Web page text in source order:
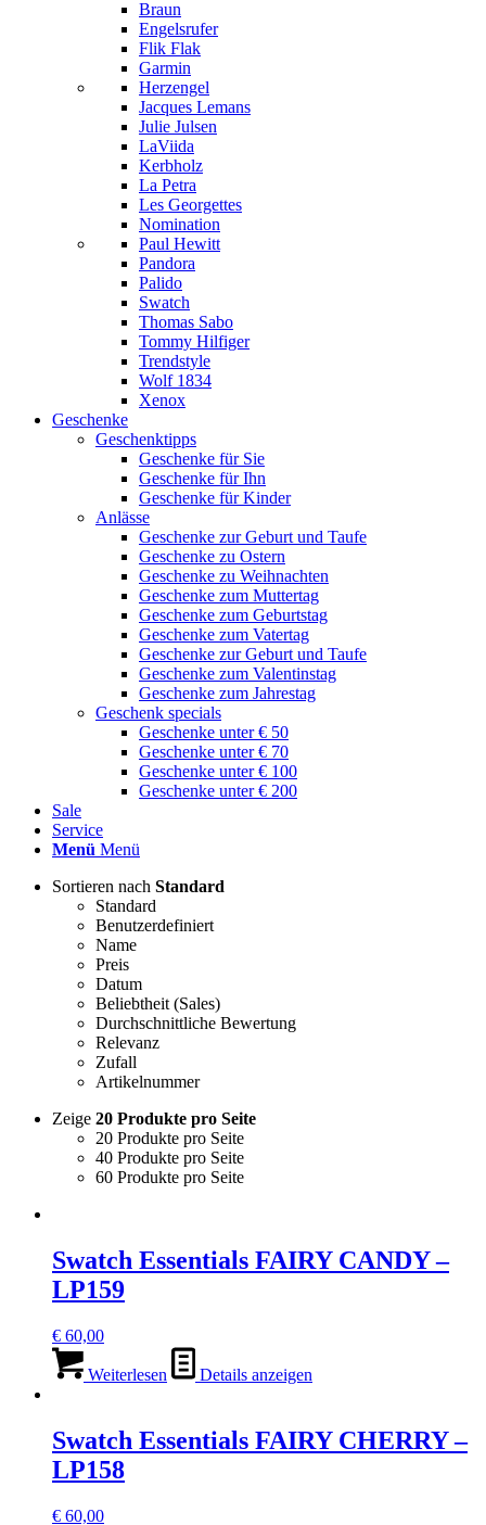
Braun
Engelsrufer
Flik Flak
Garmin
Herzengel
Jacques Lemans
Julie Julsen
LaViida
Kerbholz
La Petra
Les Georgettes
Nomination
Paul Hewitt
Pandora
Palido
Swatch
Thomas Sabo
Tommy Hilfiger
Trendstyle
Wolf 1834
Xenox
Geschenke
Geschenktipps
Geschenke für Sie
Geschenke für Ihn
Geschenke für Kinder
Anlässe
Geschenke zur Geburt und Taufe
Geschenke zu Ostern
Geschenke zu Weihnachten
Geschenke zum Muttertag
Geschenke zum Geburtstag
Geschenke zum Vatertag
Geschenke zur Geburt und Taufe
Geschenke zum Valentinstag
Geschenke zum Jahrestag
Geschenk specials
Geschenke unter € 50
Geschenke unter € 70
Geschenke unter € 100
Geschenke unter € 200
Sale
Service
Menü Menü
Sortieren nach Standard
Standard
Benutzerdefiniert
Name
Preis
Datum
Beliebtheit (Sales)
Durchschnittliche Bewertung
Relevanz
Zufall
Artikelnummer
Zeige 20 Produkte pro Seite
20 Produkte pro Seite
40 Produkte pro Seite
60 Produkte pro Seite
Swatch Essentials FAIRY CANDY –
LP159
€ 60,00
Weiterlesen Details anzeigen
Swatch Essentials FAIRY CHERRY –
LP158
€ 60,00